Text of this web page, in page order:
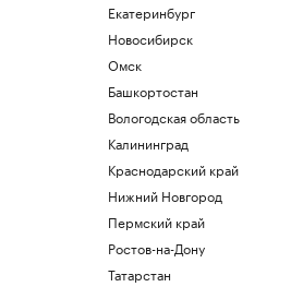
Екатеринбург
Новосибирск
Омск
Башкортостан
Вологодская область
Калининград
Краснодарский край
Нижний Новгород
Пермский край
Ростов-на-Дону
Татарстан